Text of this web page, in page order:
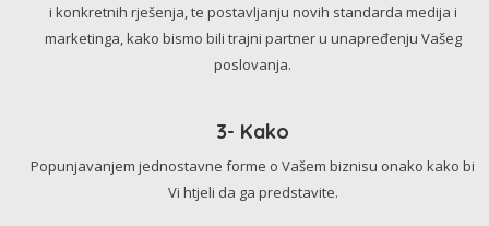
i konkretnih rješenja, te postavljanju novih standarda medija i
marketinga, kako bismo bili trajni partner u unapređenju Vašeg
poslovanja.
3- Kako
Popunjavanjem jednostavne forme o Vašem biznisu onako kako bi
Vi htjeli da ga predstavite.